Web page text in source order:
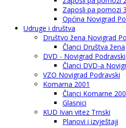
Zaposli pa pomozi 3
Općina Novigrad
Udruge i društva
Društvo žena Novigrad
Članci Društva žena
DVD - Novigrad Podravski
Članci DVD-a
VZO Novigrad Podravski
Komarna 2001
Članci Komarne
Glasnici
KUD Ivan vitez Trnski
Planovi i izvještaji